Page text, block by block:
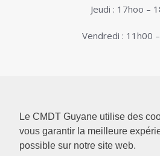
Le CMDT Guyane utilise des
vous garantir la meilleure
possible sur notre site web.
Jeudi : 17hoo –
Vendredi : 11h00
© 2026. Conservatoire de